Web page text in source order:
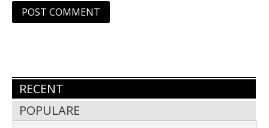
RECENT
POPULARE